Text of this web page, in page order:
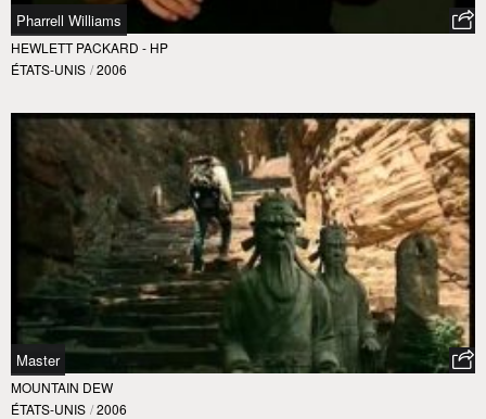
Pharrell Williams
HEWLETT PACKARD - HP
ÉTATS-UNIS / 2006
Master
MOUNTAIN DEW
ÉTATS-UNIS / 2006